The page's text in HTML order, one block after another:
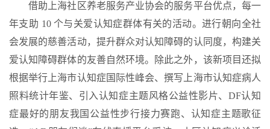
借助上海社区养老服务产业协会的服务平台优点，每一
年支助 10 个与关爱认知症群体有关的活动。进行朝向全社
会发展的慈善活动，提升群众对认知障碍的认同度，构建关
爱认知障碍群体的友善自然环境。除此之外，该新项目还拟
根据举行上海市认知症国际性峰会、撰写上海市认知症病人
照料统计年鉴、引入认知症主题风格公益性影片、DF认知
症最好的朋友我国公益性步行接力赛跑、认知症主题歌征